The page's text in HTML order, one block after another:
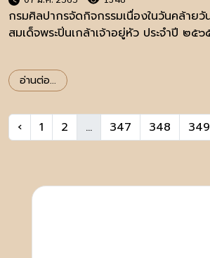
กรมศิลปากรจัดกิจกรรมเนื่องในวันคล้ายวั
สมเด็จพระปิ่นเกล้าเจ้าอยู่หัว ประจำปี ๒๕๖
อ่านต่อ...
‹ 1 2 ... 347 348 349